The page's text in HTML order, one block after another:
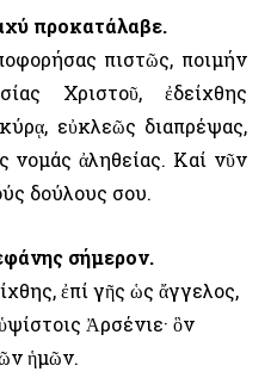
προκατάλαβε.
πιστῶς, ποιμήν
Χριστοῦ, ἐδείχθης
εὐκλεῶς διαπρέψας,
νομάς ἀληθείας. Καί νῦν
δούλους σου.
σήμερον.
ἐπί γῆς ὡς ἄγγελος,
Ἀρσένιε· ὃν
ἡμῶν.